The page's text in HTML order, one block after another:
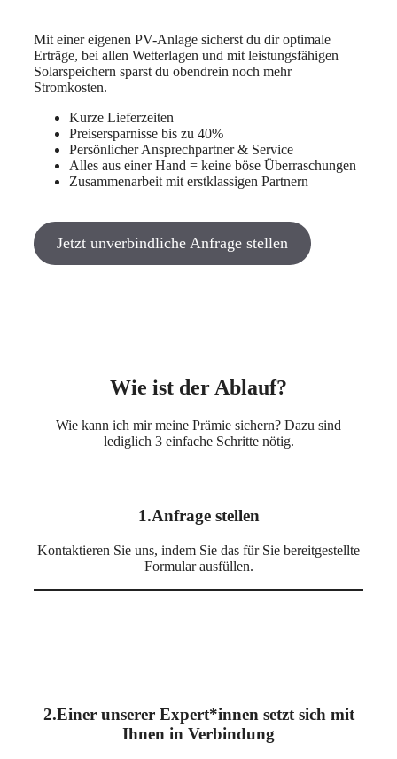
Mit einer eigenen PV-Anlage sicherst du dir optimale
Erträge, bei allen Wetterlagen und mit leistungsfähigen
Solarspeichern sparst du obendrein noch mehr
Stromkosten.
Kurze Lieferzeiten
Preisersparnisse bis zu 40%
Persönlicher Ansprechpartner & Service
Alles aus einer Hand = keine böse Überraschungen
Zusammenarbeit mit erstklassigen Partnern
Jetzt unverbindliche Anfrage stellen
Wie ist der Ablauf?
Wie kann ich mir meine Prämie sichern? Dazu sind
lediglich 3 einfache Schritte nötig.
1.Anfrage stellen
Kontaktieren Sie uns, indem Sie das für Sie bereitgestellte
Formular ausfüllen.
2.Einer unserer Expert*innen setzt sich mit
Ihnen in Verbindung